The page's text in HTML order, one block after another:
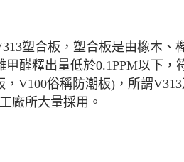
塑合板，塑合板是由橡木
甲醛釋出量低於0.1PPM以下
V100俗稱防潮板)，所謂
廠所大量採用。